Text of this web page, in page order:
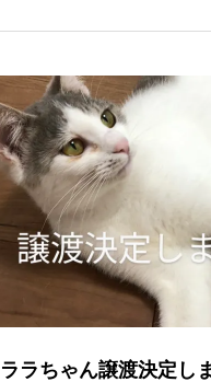
ララちゃん譲渡決定し